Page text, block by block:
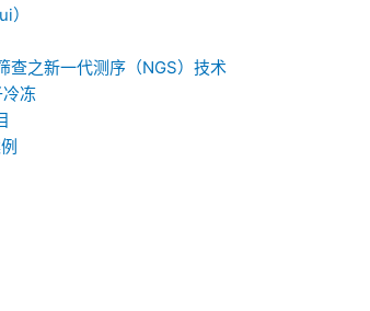
查之新一代测序（NGS）技术
冻